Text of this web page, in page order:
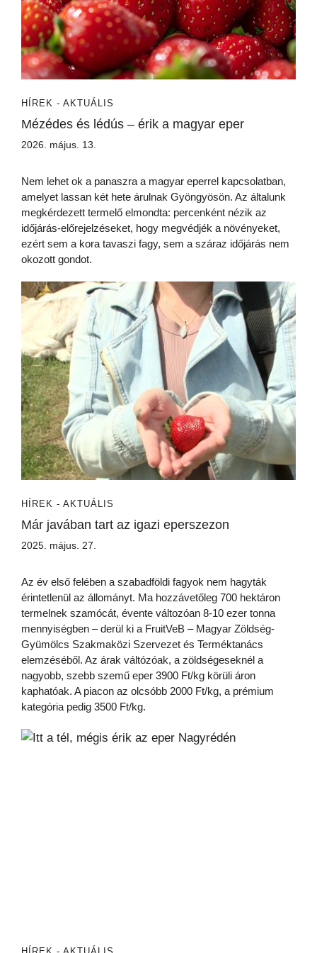
HÍREK - AKTUÁLIS
Mézédes és lédús – érik a magyar eper
2026. május. 13.
Nem lehet ok a panaszra a magyar eperrel kapcsolatban,
amelyet lassan két hete árulnak Gyöngyösön. Az általunk
megkérdezett termelő elmondta: percenként nézik az
időjárás-előrejelzéseket, hogy megvédjék a növényeket,
ezért sem a kora tavaszi fagy, sem a száraz időjárás nem
okozott gondot.
HÍREK - AKTUÁLIS
Már javában tart az igazi eperszezon
2025. május. 27.
Az év első felében a szabadföldi fagyok nem hagyták
érintetlenül az állományt. Ma hozzávetőleg 700 hektáron
termelnek szamócát, évente változóan 8-10 ezer tonna
mennyiségben – derül ki a FruitVeB – Magyar Zöldség-
Gyümölcs Szakmaközi Szervezet és Terméktanács
elemzéséből. Az árak váltózóak, a zöldségeseknél a
nagyobb, szebb szemű eper 3900 Ft/kg körüli áron
kaphatóak. A piacon az olcsóbb 2000 Ft/kg, a prémium
kategória pedig 3500 Ft/kg.